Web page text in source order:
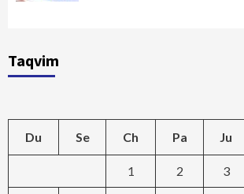
Taqvim
Du Se Ch Pa Ju
1 2 3